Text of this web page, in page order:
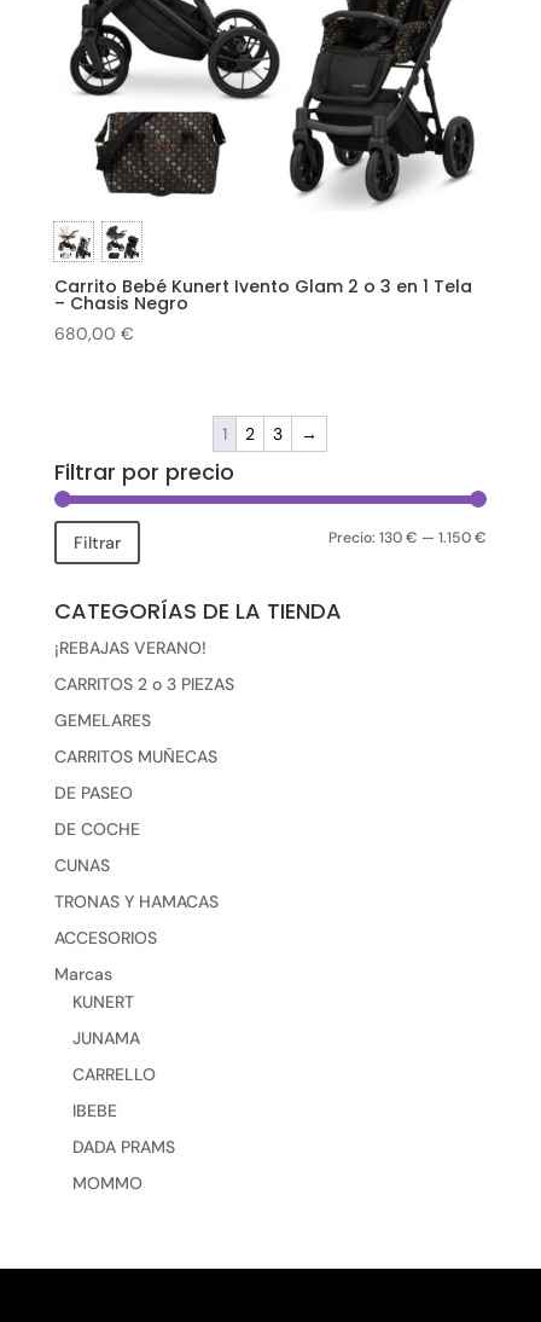
Carrito Bebé Kunert Ivento Glam 2 o 3 en 1 Tela
– Chasis Negro
680,00 €
1 2 3 →
Filtrar por precio
Filtrar Precio:130 € —1.150 €
CATEGORÍAS DE LA TIENDA
¡REBAJAS VERANO!
CARRITOS 2 o 3 PIEZAS
GEMELARES
CARRITOS MUÑECAS
DE PASEO
DE COCHE
CUNAS
TRONAS Y HAMACAS
ACCESORIOS
Marcas
KUNERT
JUNAMA
CARRELLO
IBEBE
DADA PRAMS
MOMMO